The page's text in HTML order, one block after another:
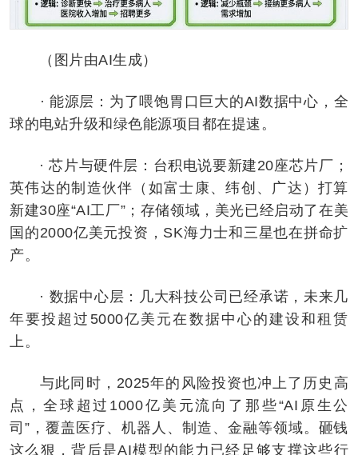
（图片由AI生成）
· 能源层：为了喂饱胃口巨大的AI数据中心，全
球的电站升级和绿色能源项目都在提速。
· 芯片与硬件层：台积电说要新建20座芯片厂；
英伟达的制造伙伴（如富士康、纬创、广达）打算
新建30座“AI工厂”；存储领域，美光已经启动了在美
国的2000亿美元投资，SK海力士和三星也在拼命扩
产。
· 数据中心层：几大科技公司已经承诺，未来几
年要投超过5000亿美元在数据中心的建设和租赁
上。
与此同时，2025年的风险投资也冲上了历史高
点，全球超过1000亿美元流向了那些“AI原生公
司”，覆盖医疗、机器人、制造、金融等领域。砸钱
这么狠，背后是AI模型的能力已经足够支撑这些行